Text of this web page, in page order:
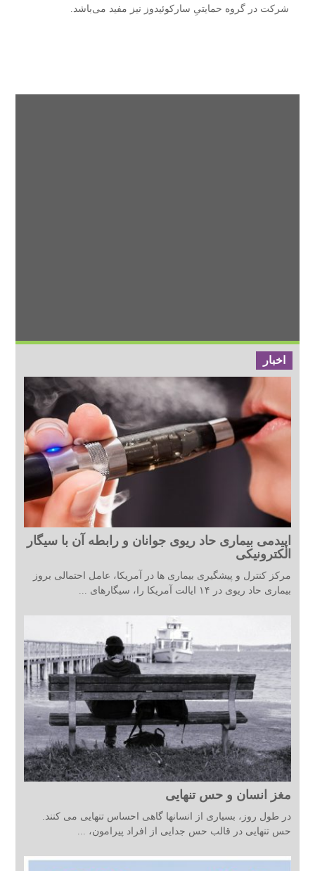
شرکت در گروه حمایتیِ سارکوئیدوز نیز مفید می‌باشد.
اخبار
اپیدمی بیماری حاد ریوی جوانان و رابطه آن با سیگار
الکترونیکی
مرکز کنترل و پیشگیری بیماری ها در آمریکا، عامل احتمالی بروز
بیماری حاد ریوی در ۱۴ ایالت آمریکا را، سیگارهای ...
مغز انسان و حس تنهایی
در طول روز، بسیاری از انسانها گاهی احساس تنهایی می کنند.
حس تنهایی در قالب حس جدایی از افراد پیرامون، ...